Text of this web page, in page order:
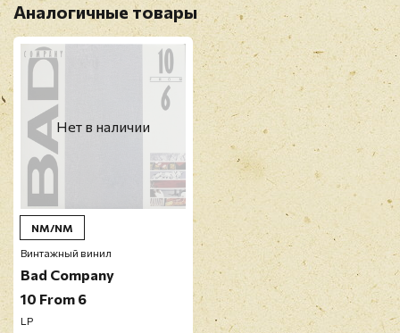
Аналогичные товары
Нет в наличии
NM/NM
Винтажный винил
Bad Company
10 From 6
LP